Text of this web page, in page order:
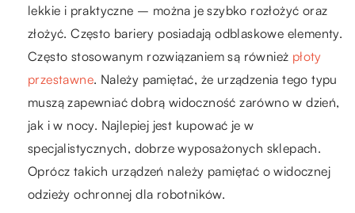
lekkie i praktyczne – można je szybko rozłożyć oraz
złożyć. Często bariery posiadają odblaskowe elementy.
Często stosowanym rozwiązaniem są również płoty
przestawne. Należy pamiętać, że urządzenia tego typu
muszą zapewniać dobrą widoczność zarówno w dzień,
jak i w nocy. Najlepiej jest kupować je w
specjalistycznych, dobrze wyposażonych sklepach.
Oprócz takich urządzeń należy pamiętać o widocznej
odzieży ochronnej dla robotników.